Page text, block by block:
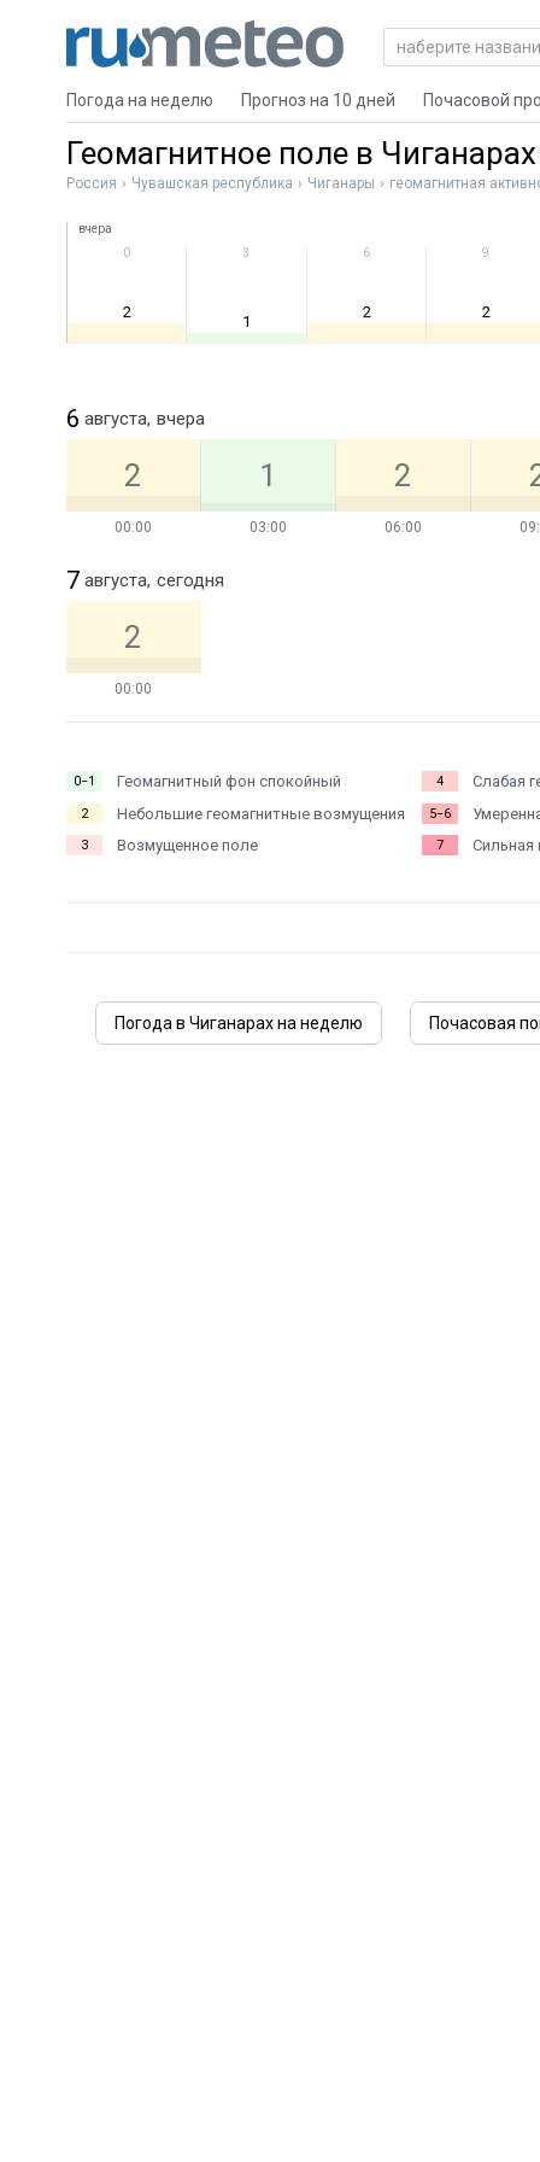
Погода на неделю Прогноз на 10 дней Почасовой
Геомагнитное поле в Чиганарах
Россия Чувашская республика Чиганары геомагнитная
вчера
0
2
3
1
6
2
9
2
6 августа, вчера
00:00
2
03:00
1
06:00
2
7 августа, сегодня
00:00
2
0−1 Геомагнитный фон спокойный
2 Небольшие геомагнитные возмущения
3 Возмущенное поле
4 Слабая
5−6
7 Сильная
Погода в Чиганарах на неделю Почасовая